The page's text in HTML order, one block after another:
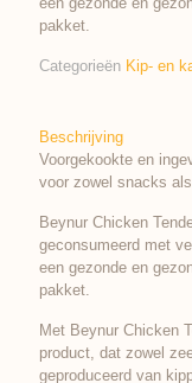
pakket.
Categorieën Kip- en
Beschrijving
Voorgekookte en
voor zowel snacks
Beynur Chicken
geconsumeerd met
een gezonde en
pakket.
Met Beynur Chicken
product, dat zowel
geproduceerd van